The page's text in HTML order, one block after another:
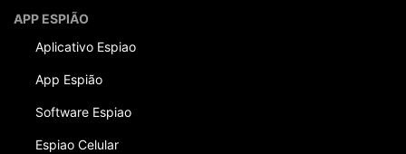
APP ESPIÃO
Aplicativo Espiao
App Espião
Software Espiao
Espiao Celular